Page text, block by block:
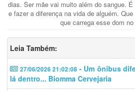
dias. Ser mãe vai muito além do sangue.
e fazer a diferença na vida de alguém.
que carrega esse dom no
Leia Também:
27/06/2026 21:02:08 - Um ônibus
lá dentro... Biomma Cervejaria